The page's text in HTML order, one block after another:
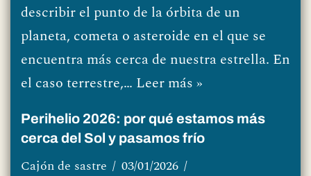
describir el punto de la órbita de un
planeta, cometa o asteroide en el que se
encuentra más cerca de nuestra estrella. En
el caso terrestre,… Leer más »
Perihelio 2026: por qué estamos más
cerca del Sol y pasamos frío
Cajón de sastre
03/01/2026